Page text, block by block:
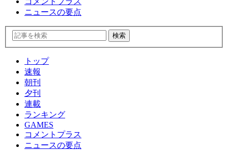
ニュースの要点
トップ
速報
朝刊
夕刊
連載
ランキング
GAMES
コメントプラス
ニュースの要点